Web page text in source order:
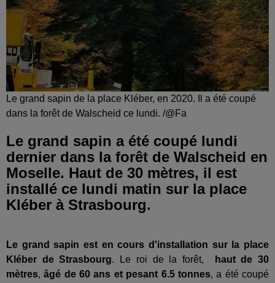
Le grand sapin de la place Kléber, en 2020. Il a été coupé
dans la forêt de Walscheid ce lundi. /@Fa
Le grand sapin a été coupé lundi
dernier dans la forêt de Walscheid en
Moselle. Haut de 30 mètres, il est
installé ce lundi matin sur la place
Kléber à Strasbourg.
Le grand sapin est en cours d'installation sur la place
Kléber de Strasbourg. Le roi de la forêt, haut de 30
mètres,âgé de 60 ans et pesant 6.5 tonnes, a été coupé